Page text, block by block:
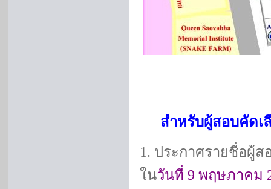
สำหรับผู้สอบคัดเ
1. ประกาศรายชื่อผู้
ในวันที่ 9 พฤษภาคม